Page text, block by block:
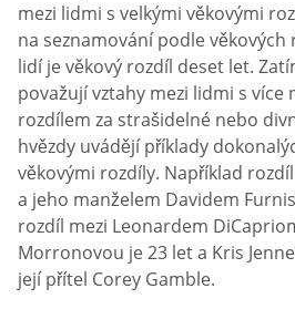
mezi lidmi s velkými věkovými
na seznamování podle věkových
lidí je věkový rozdíl deset let.
považují vztahy mezi lidmi s více
rozdílem za strašidelné nebo
hvězdy uvádějí příklady
věkovými rozdíly. Například
a jeho manželem Davidem
rozdíl mezi Leonardem
Morronovou je 23 let a Kris
její přítel Corey Gamble.